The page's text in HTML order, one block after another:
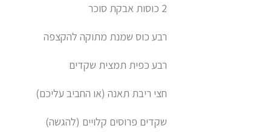
2 כוסות אבקת סוכר
רבע כוס שמנת מתוקה להקצפה
רבע כפית תמצית שקדים
חצי ריבת תאנה (או החביב עליכם)
שקדים פרוסים קלויים (להגשה)